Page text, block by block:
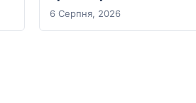
6 Серпня, 2026